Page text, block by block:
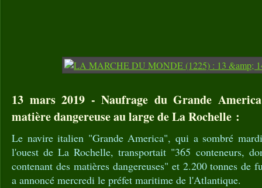
13 mars 2019 - Naufrage du Grande
matière dangereuse au large de La Rochelle :
Le navire italien "Grande America", qui a sombré
l'ouest de La Rochelle, transportait "365 conteneurs,
contenant des matières dangereuses" et 2.200 tonnes de
a annoncé mercredi le préfet maritime de l'Atlantique.